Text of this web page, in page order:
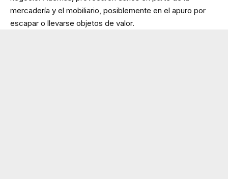
mercadería y el mobiliario, posiblemente en el apuro por
escapar o llevarse objetos de valor.